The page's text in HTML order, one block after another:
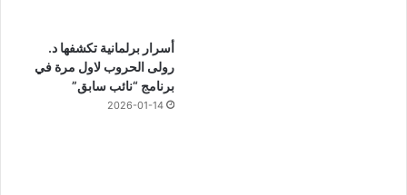
أسرار برلمانية تكشفها د.
رولى الحروب لاول مرة في
برنامج “نائب سابق”
2026-01-14